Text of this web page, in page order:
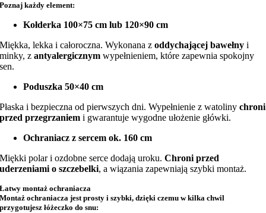
Poznaj każdy element:
Kołderka 100×75 cm lub 120×90 cm
Miękka, lekka i całoroczna. Wykonana zoddychającej bawełny i
minky, zantyalergicznym wypełnieniem, które zapewnia spokojny
sen.
Poduszka 50×40 cm
Płaska i bezpieczna od pierwszych dni. Wypełnienie z watolinychroni
przed przegrzaniem i gwarantuje wygodne ułożenie główki.
Ochraniacz z sercem ok. 160 cm
Miękki polar i ozdobne serce dodają uroku.Chroni przed
uderzeniami o szczebelki, a wiązania zapewniają szybki montaż.
Łatwy montaż ochraniacza
Montaż ochraniacza jest prosty i szybki, dzięki czemu w kilka chwil
przygotujesz łóżeczko do snu: